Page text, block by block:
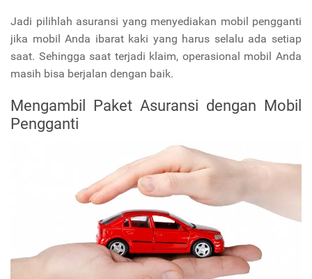
Jadi pilihlah asuransi yang menyediakan mobil pengganti
jika mobil Anda ibarat kaki yang harus selalu ada setiap
saat. Sehingga saat terjadi klaim, operasional mobil Anda
masih bisa berjalan dengan baik.
Mengambil Paket Asuransi dengan Mobil
Pengganti